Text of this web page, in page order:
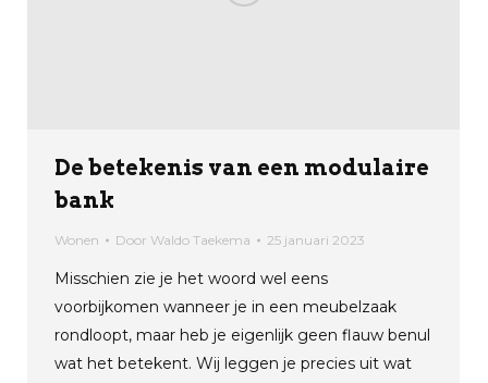
De betekenis van een modulaire
bank
Wonen Door Waldo Taekema 25 januari 2023
Misschien zie je het woord wel eens
voorbijkomen wanneer je in een meubelzaak
rondloopt, maar heb je eigenlijk geen flauw benul
wat het betekent. Wij leggen je precies uit wat